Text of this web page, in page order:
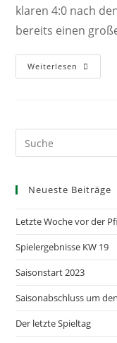
klaren 4:0 nach
bereits einen
Weiterlesen
Neueste Beiträge
Letzte Woche vor der
Spielergebnisse KW 19
Saisonstart 2023
Saisonabschluss um
Der letzte Spieltag